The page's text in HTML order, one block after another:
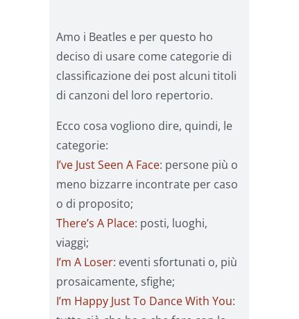
Amo i Beatles e per questo ho
deciso di usare come categorie di
classificazione dei post alcuni titoli
di canzoni del loro repertorio.
Ecco cosa vogliono dire, quindi, le
categorie:
I’ve Just Seen A Face: persone più o
meno bizzarre incontrate per caso
o di proposito;
There’s A Place: posti, luoghi,
viaggi;
I’m A Loser: eventi sfortunati o, più
prosaicamente, sfighe;
I’m Happy Just To Dance With You: